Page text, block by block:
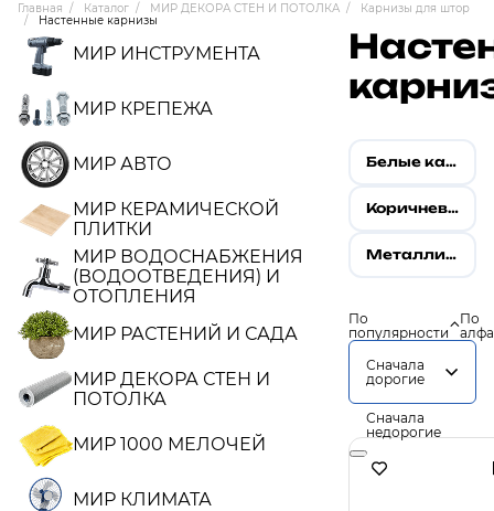
8 (4242) 30-00-27
8 (4242) 30-00-72
Главная / Каталог / МИР ДЕКОРА СТЕН И ПОТОЛКА /
Карнизы для штор
/
Настенные карнизы
МИР ИНСТРУМЕНТА
МИР КРЕПЕЖА
МИР АВТО
МИР КЕРАМИЧЕСКОЙ
ПЛИТКИ
МИР ВОДОСНАБЖЕНИЯ
(ВОДООТВЕДЕНИЯ) И
ОТОПЛЕНИЯ
МИР РАСТЕНИЙ И САДА
МИР ДЕКОРА СТЕН И
ПОТОЛКА
МИР 1000 МЕЛОЧЕЙ
МИР КЛИМАТА
Белые карнизы
Коричневые карнизы
Металлические карнизы
По
популярности
По
Сначала
дорогие
Сначала
недорогие